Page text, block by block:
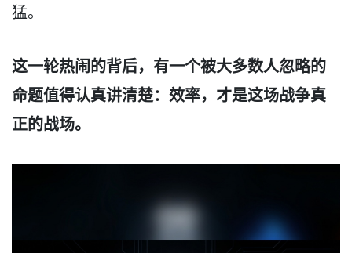
猛。
这一轮热闹的背后，有一个被大多数人忽略的
命题值得认真讲清楚：效率，才是这场战争真
正的战场。